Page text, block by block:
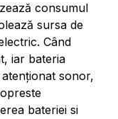
consumul
sursa de
Când
iar bateria
sonor,
bateriei si